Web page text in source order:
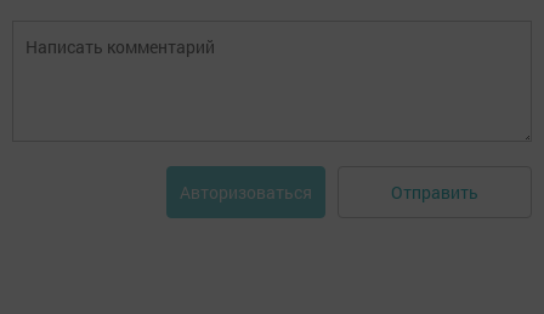
Авторизоваться Отправить